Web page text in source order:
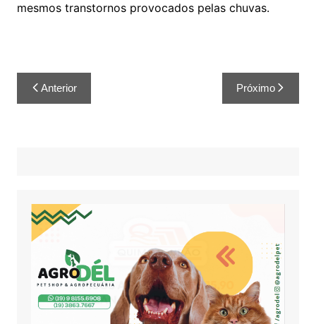
mesmos transtornos provocados pelas chuvas.
Anterior Próximo